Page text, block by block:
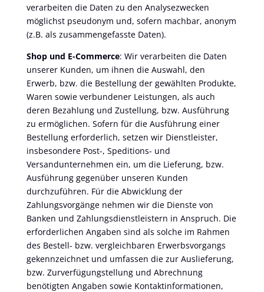
verarbeiten die Daten zu den Analysezwecken
möglichst pseudonym und, sofern machbar, anonym
(z.B. als zusammengefasste Daten).
Shop und E-Commerce: Wir verarbeiten die Daten
unserer Kunden, um ihnen die Auswahl, den
Erwerb, bzw. die Bestellung der gewählten Produkte,
Waren sowie verbundener Leistungen, als auch
deren Bezahlung und Zustellung, bzw. Ausführung
zu ermöglichen. Sofern für die Ausführung einer
Bestellung erforderlich, setzen wir Dienstleister,
insbesondere Post-, Speditions- und
Versandunternehmen ein, um die Lieferung, bzw.
Ausführung gegenüber unseren Kunden
durchzuführen. Für die Abwicklung der
Zahlungsvorgänge nehmen wir die Dienste von
Banken und Zahlungsdienstleistern in Anspruch. Die
erforderlichen Angaben sind als solche im Rahmen
des Bestell- bzw. vergleichbaren Erwerbsvorgangs
gekennzeichnet und umfassen die zur Auslieferung,
bzw. Zurverfügungstellung und Abrechnung
benötigten Angaben sowie Kontaktinformationen,